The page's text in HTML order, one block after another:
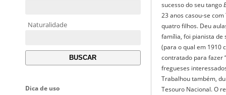
Naturalidade
Dica de uso
sucesso do seu tango
23 anos casou-se
quatro filhos. Deu
família, foi pianista de
(para o qual em 1910
contratado para fazer
fregueses
Trabalhou também,
Tesouro Nacional. O